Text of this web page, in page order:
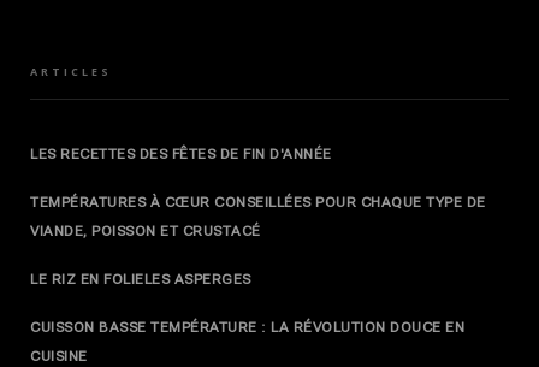
ARTICLES
LES RECETTES DES FÊTES DE FIN D'ANNÉE
TEMPÉRATURES À CŒUR CONSEILLÉES POUR CHAQUE TYPE DE
VIANDE, POISSON ET CRUSTACÉ
LE RIZ EN FOLIELES ASPERGES
CUISSON BASSE TEMPÉRATURE : LA RÉVOLUTION DOUCE EN
CUISINE